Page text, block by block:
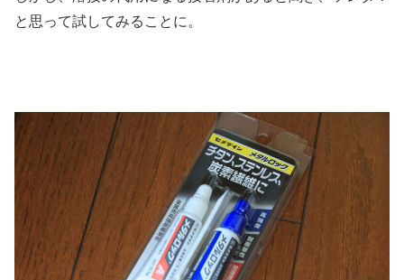
と思って試してみることに。